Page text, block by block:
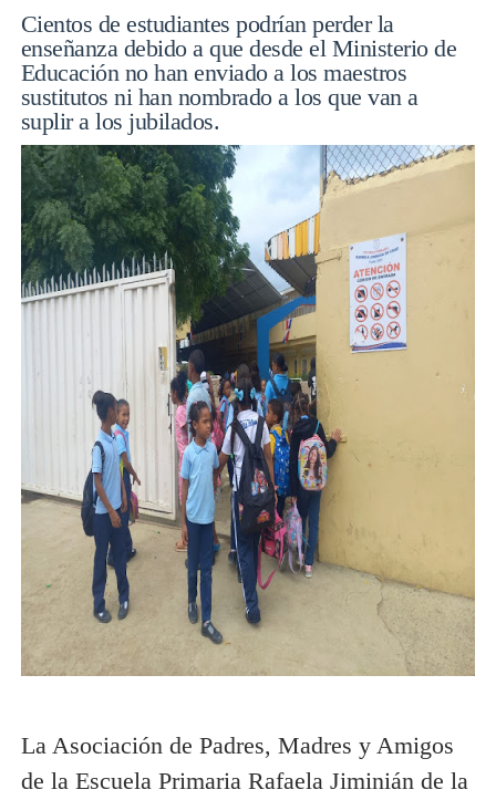
Cientos de estudiantes podrían perder la
enseñanza debido a que desde el Ministerio de
Educación no han enviado a los maestros
sustitutos ni han nombrado a los que van a
suplir a los jubilados.
La Asociación de Padres, Madres y Amigos
de la Escuela Primaria Rafaela Jiminián de la